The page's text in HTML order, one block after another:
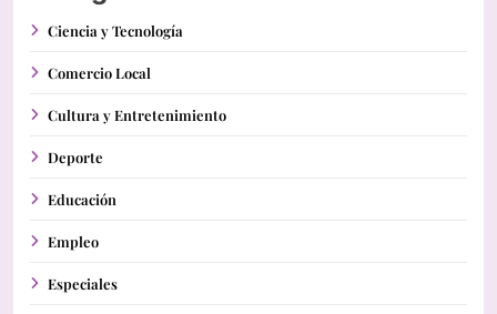
Ciencia y Tecnología
Comercio Local
Cultura y Entretenimiento
Deporte
Educación
Empleo
Especiales